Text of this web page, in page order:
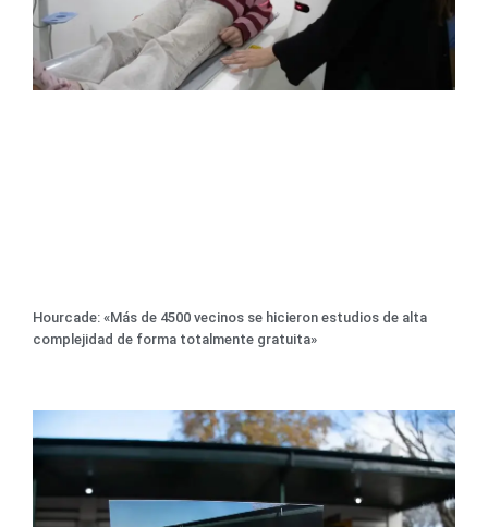
Hourcade: «Más de 4500 vecinos se hicieron estudios de alta
complejidad de forma totalmente gratuita»